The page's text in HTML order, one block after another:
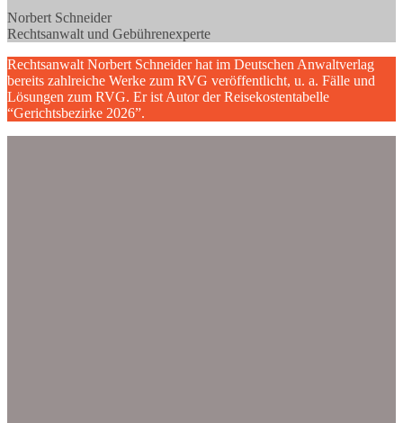
Norbert Schneider
Rechtsanwalt und Gebührenexperte
Rechtsanwalt Norbert Schneider hat im Deutschen Anwaltverlag
bereits zahlreiche Werke zum RVG veröffentlicht, u. a. Fälle und
Lösungen zum RVG. Er ist Autor der Reisekostentabelle
“Gerichtsbezirke 2026”.